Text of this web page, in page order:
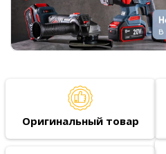
Оригинальный товар